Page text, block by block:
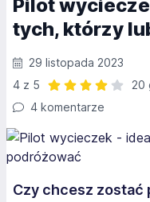
Pilot
tych, którzy
29 listopada 2023
4 z 5
20
4 komentarze
Czy chcesz